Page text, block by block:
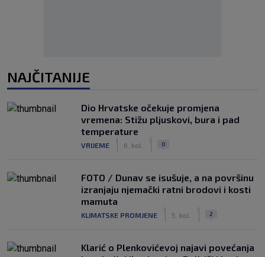
NAJČITANIJE
Dio Hrvatske očekuje promjena
vremena: Stižu pljuskovi, bura i pad
temperature
VRIJEME 6. kol. 0
FOTO / Dunav se isušuje, a na površinu
izranjaju njemački ratni brodovi i kosti
mamuta
KLIMATSKE PROMJENE 5. kol. 2
Klarić o Plenkovićevoj najavi povećanja